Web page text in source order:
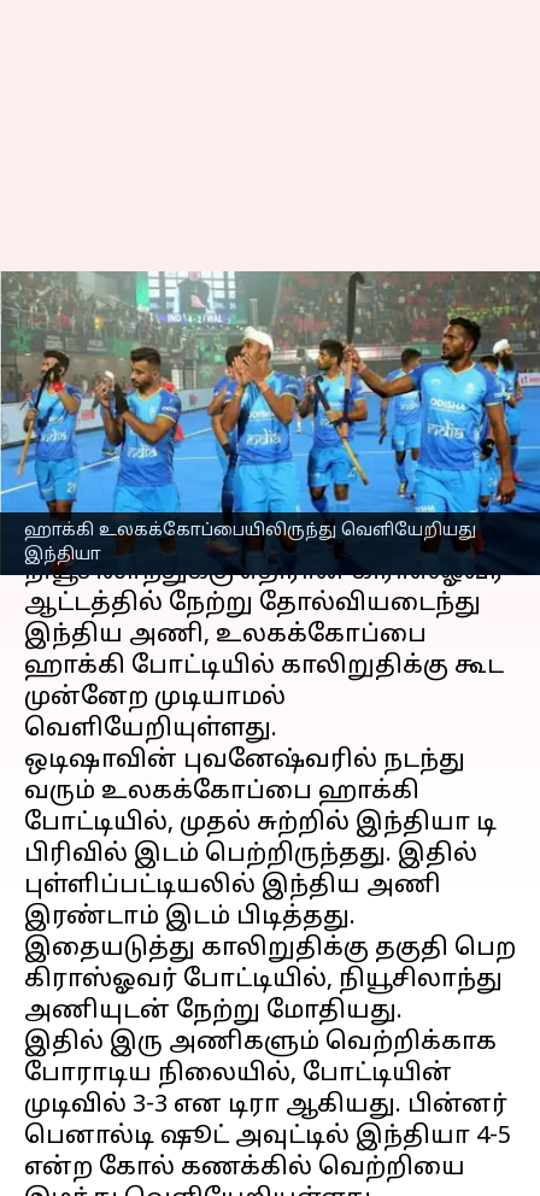
ஹாக்கி உலகக்கோப்பையிலிருந்து வெளியேறியது
இந்தியா
நியூசிலாந்திடம் தோல்வி!
ஹாக்கி
உலகக்கோப்பையிலிருந்து
வெளியேறியது இந்தியா!
எழுதியவர் Sekar Chinnappan Jan 23, 2023 11:32 am
செய்தி முன்னோட்டம்
நியூசிலாந்துக்கு எதிரான கிராஸ்ஓவர்
ஆட்டத்தில் நேற்று தோல்வியடைந்து
இந்திய அணி, உலகக்கோப்பை
ஹாக்கி போட்டியில் காலிறுதிக்கு கூட
முன்னேற முடியாமல்
வெளியேறியுள்ளது.
ஒடிஷாவின் புவனேஷ்வரில் நடந்து
வரும் உலகக்கோப்பை ஹாக்கி
போட்டியில், முதல் சுற்றில் இந்தியா டி
பிரிவில் இடம் பெற்றிருந்தது. இதில்
புள்ளிப்பட்டியலில் இந்திய அணி
இரண்டாம் இடம் பிடித்தது.
இதையடுத்து காலிறுதிக்கு தகுதி பெற
கிராஸ்ஓவர் போட்டியில், நியூசிலாந்து
அணியுடன் நேற்று மோதியது.
இதில் இரு அணிகளும் வெற்றிக்காக
போராடிய நிலையில், போட்டியின்
முடிவில் 3-3 என டிரா ஆகியது. பின்னர்
பெனால்டி ஷூட் அவுட்டில் இந்தியா 4-5
என்ற கோல் கணக்கில் வெற்றியை